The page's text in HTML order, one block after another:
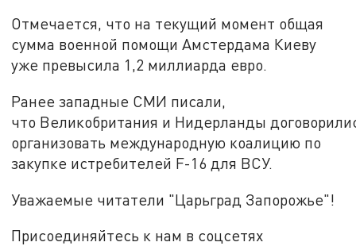
Отмечается, что на текущий момент общая
сумма военной помощи Амстердама Киеву
уже превысила 1,2 миллиарда евро.
Ранее западные СМИ писали,
что Великобритания и Нидерланды
организовать международную коалицию по
закупке истребителей F-16 для ВСУ.
Уважаемые читатели "Царьград Запорожье"!
Присоединяйтесь к нам в соцсетях